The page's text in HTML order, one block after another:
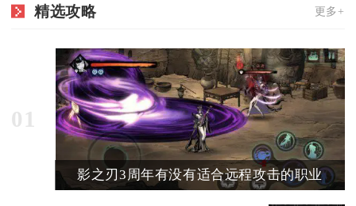
精选攻略 更多+
01
影之刃3周年有没有适合远程攻击的职业